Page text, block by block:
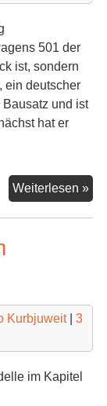
501 der
ist, sondern
ein deutscher
und ist
hat er
Weiterlesen »
Kurbjuweit| 3
im Kapitel